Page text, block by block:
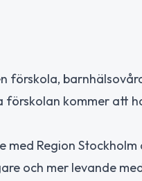
förskola,
förskolan kommer att
Region
och mer levande